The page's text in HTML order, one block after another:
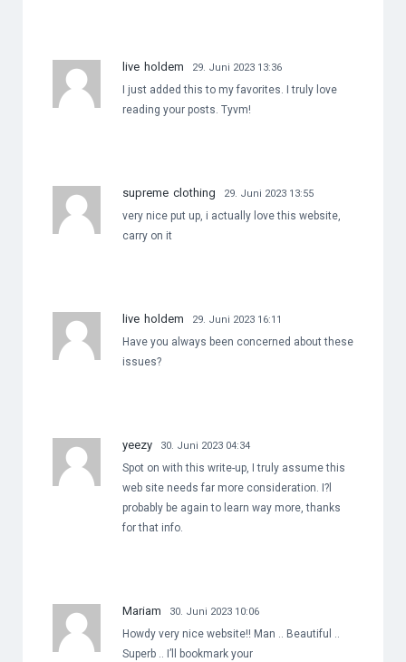
live holdem 29. Juni 2023 13:36
I just added this to my favorites. I truly love
reading your posts. Tyvm!
supreme clothing 29. Juni 2023 13:55
very nice put up, i actually love this website,
carry on it
live holdem 29. Juni 2023 16:11
Have you always been concerned about these
issues?
yeezy 30. Juni 2023 04:34
Spot on with this write-up, I truly assume this
web site needs far more consideration. I?l
probably be again to learn way more, thanks
for that info.
Mariam 30. Juni 2023 10:06
Howdy very nice website!! Man .. Beautiful ..
Superb .. I’ll bookmark your